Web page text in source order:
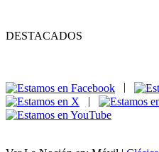
DESTACADOS
|
|